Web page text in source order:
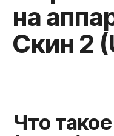
Как проходит